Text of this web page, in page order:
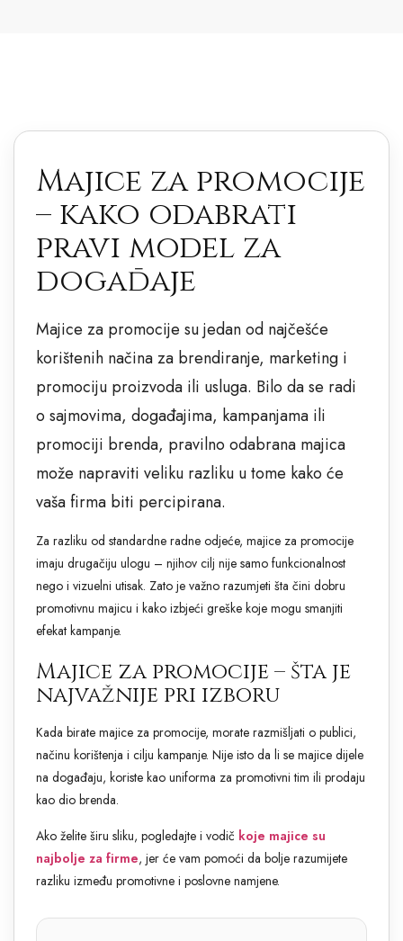
Majice za promocije
– kako odabrati
pravi model za
događaje
Majice za promocije su jedan od najčešće
korištenih načina za brendiranje, marketing i
promociju proizvoda ili usluga. Bilo da se radi
o sajmovima, događajima, kampanjama ili
promociji brenda, pravilno odabrana majica
može napraviti veliku razliku u tome kako će
vaša firma biti percipirana.
Za razliku od standardne radne odjeće, majice za promocije
imaju drugačiju ulogu – njihov cilj nije samo funkcionalnost
nego i vizuelni utisak. Zato je važno razumjeti šta čini dobru
promotivnu majicu i kako izbjeći greške koje mogu smanjiti
efekat kampanje.
Majice za promocije – šta je
najvažnije pri izboru
Kada birate majice za promocije, morate razmišljati o publici,
načinu korištenja i cilju kampanje. Nije isto da li se majice dijele
na događaju, koriste kao uniforma za promotivni tim ili prodaju
kao dio brenda.
Ako želite širu sliku, pogledajte i vodič koje majice su
najbolje za firme, jer će vam pomoći da bolje razumijete
razliku između promotivne i poslovne namjene.